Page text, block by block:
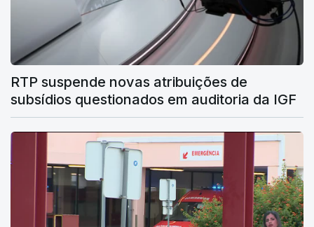
RTP suspende novas atribuições de
subsídios questionados em auditoria da IGF